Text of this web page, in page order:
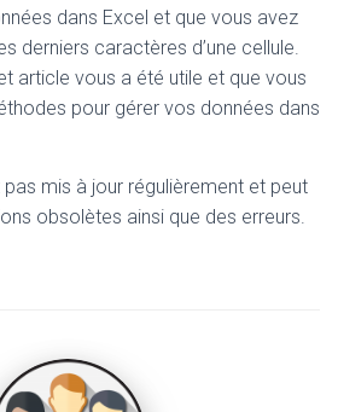
dans Excel et que vous avez
derniers caractères d’une cellule.
article vous a été utile et que vous
pour gérer vos données dans
mis à jour régulièrement et peut
obsolètes ainsi que des erreurs.